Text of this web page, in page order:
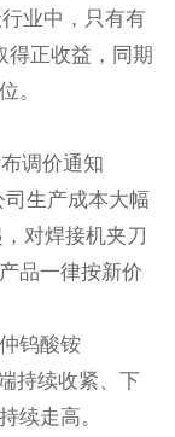
业中，只有有
得正收益，同期
。
调价通知
生产成本大幅
对焊接机夹刀
品一律按新价
钨酸铵
持续收紧、下
续走高。